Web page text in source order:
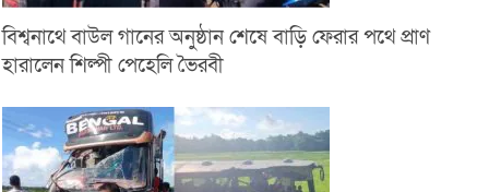
বিশ্বনাথে বাউল গানের অনুষ্ঠান শেষে বাড়ি ফেরার পথে প্রাণ
হারালেন শিল্পী পেহেলি ভৈরবী